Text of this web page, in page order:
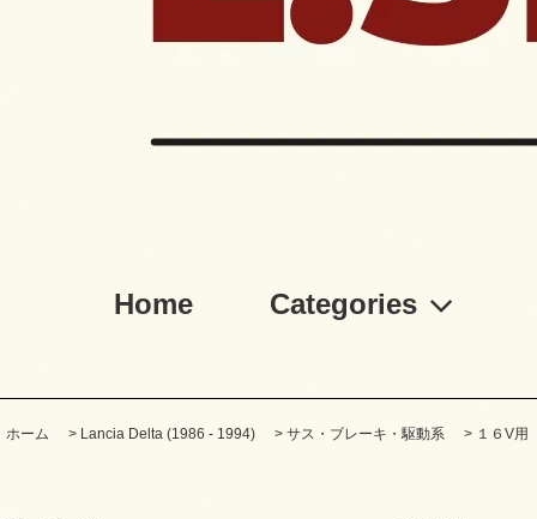
Home Categories
ホーム > Lancia Delta (1986 - 1994) > サス・ブレーキ・駆動系 > １６V用